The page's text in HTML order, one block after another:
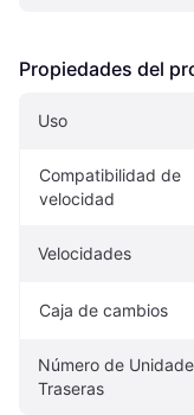
Propiedades del
Uso
Compatibilidad de
velocidad
Velocidades
Caja de cambios
Número de
Traseras